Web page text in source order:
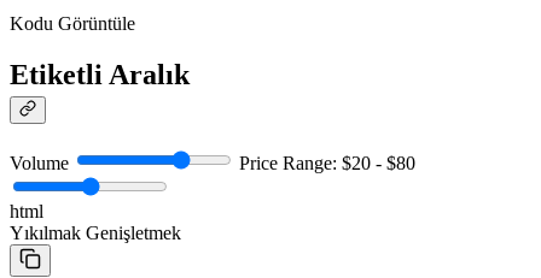
Kodu Görüntüle
Etiketli Aralık
Volume Price Range: $20 - $80
html
Yıkılmak Genişletmek